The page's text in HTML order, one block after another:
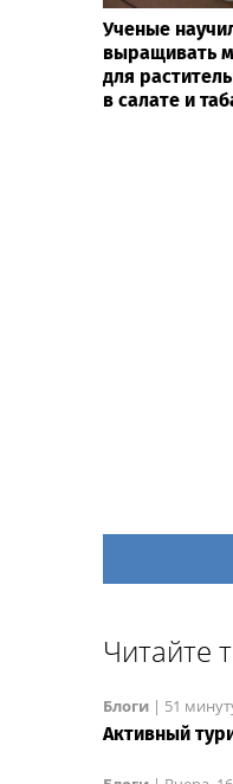
Ученые
выращивать
для
в салате и
Читайте
Блоги | 51
Активный